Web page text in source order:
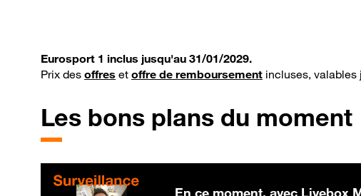
Eurosport 1 inclus jusqu'au 31/01/2029.
Prix des offres et offre de remboursement incluses, valables
Les bons plans du moment
En ce moment, avec Livebox